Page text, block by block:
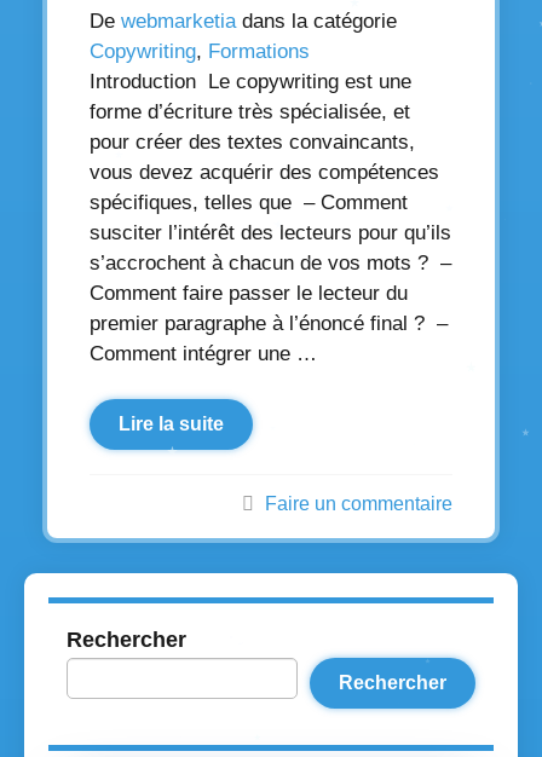
De webmarketia dans la catégorie
Copywriting, Formations
Introduction Le copywriting est une
forme d’écriture très spécialisée, et
pour créer des textes convaincants,
vous devez acquérir des compétences
spécifiques, telles que – Comment
susciter l’intérêt des lecteurs pour qu’ils
s’accrochent à chacun de vos mots ? –
Comment faire passer le lecteur du
premier paragraphe à l’énoncé final ? –
Comment intégrer une …
Lire la suite
Faire un commentaire
Rechercher
Rechercher